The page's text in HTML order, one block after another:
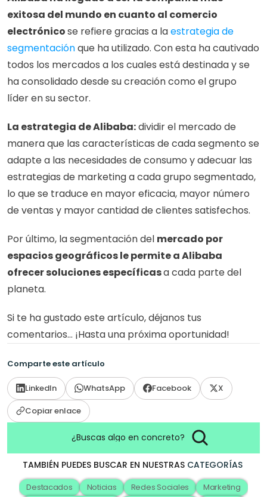
exitosa del mundo en cuanto al comercio
electrónico se refiere gracias a la estrategia de
segmentación que ha utilizado. Con esta ha cautivado
todos los mercados a los cuales está destinada y se
ha consolidado desde su creación como el grupo
líder en su sector.
La estrategia de Alibaba: dividir el mercado de
manera que las características de cada segmento se
adapte a las necesidades de consumo y adecuar las
estrategias de marketing a cada grupo segmentado,
lo que se traduce en mayor eficacia, mayor número
de ventas y mayor cantidad de clientes satisfechos.
Por último, la segmentación del mercado por
espacios geográficos le permite a Alibaba
ofrecer soluciones específicas a cada parte del
planeta.
Si te ha gustado este artículo, déjanos tus
comentarios… ¡Hasta una próxima oportunidad!
Comparte este artículo
LinkedIn WhatsApp Facebook
X
Copiar enlace
¿Buscas algo en concreto?
TAMBIÉN PUEDES BUSCAR EN NUESTRAS CATEGORÍAS
Destacados Noticias Redes Sociales
Marketing